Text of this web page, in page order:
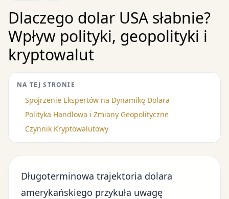
Dlaczego dolar USA słabnie?
Wpływ polityki, geopolityki i
kryptowalut
NA TEJ STRONIE
Spojrzenie Ekspertów na Dynamikę Dolara
Polityka Handlowa i Zmiany Geopolityczne
Czynnik Kryptowalutowy
Długoterminowa trajektoria dolara
amerykańskiego przykuła uwagę